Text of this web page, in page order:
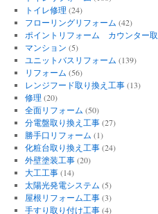
トイレ修理 (24)
フローリングリフォーム (42)
ポイントリフォーム カウンター
マンション (5)
ユニットバスリフォーム (139)
リフォーム (56)
レンジフード取り換え工事(13)
修理 (20)
全面リフォーム (50)
分電盤取り換え工事(27)
勝手口リフォーム (1)
化粧台取り換え工事(24)
外壁塗装工事(20)
大工工事(14)
太陽光発電システム (5)
屋根リフォーム工事(3)
手すり取り付け工事(4)